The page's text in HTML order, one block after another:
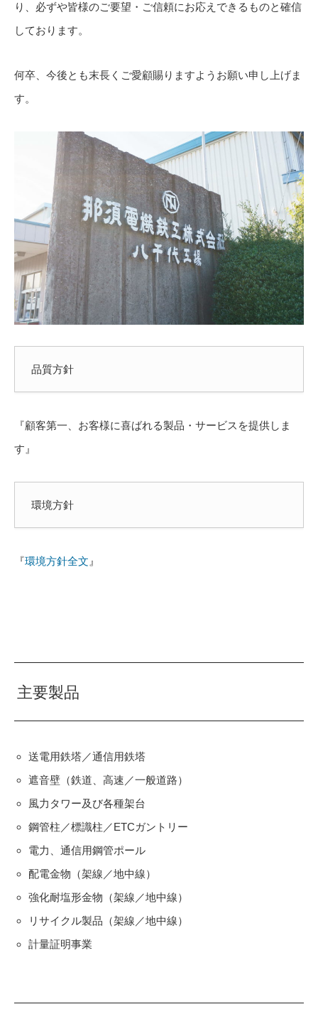
り、必ずや皆様のご要望・ご信頼にお応えできるものと確信
しております。
何卒、今後とも末長くご愛顧賜りますようお願い申し上げま
す。
品質方針
『顧客第一、お客様に喜ばれる製品・サービスを提供しま
す』
環境方針
『環境方針全文 』
主要製品
送電用鉄塔／通信用鉄塔
遮音壁（鉄道、高速／一般道路）
風力タワー及び各種架台
鋼管柱／標識柱／ETCガントリー
電力、通信用鋼管ポール
配電金物（架線／地中線）
強化耐塩形金物（架線／地中線）
リサイクル製品（架線／地中線）
計量証明事業